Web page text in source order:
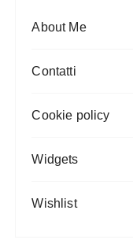
About Me
Contatti
Cookie policy
Widgets
Wishlist